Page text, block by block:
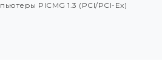
PICMG 1.3 (PCI/PCI-Ex)